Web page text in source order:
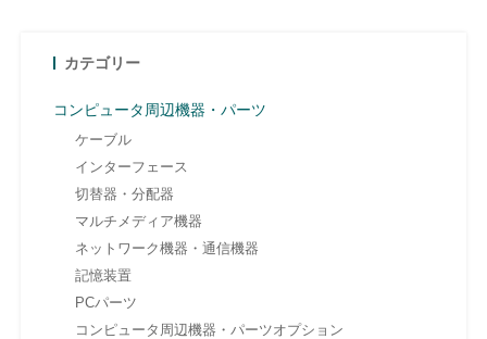
カテゴリー
コンピュータ周辺機器・パーツ
ケーブル
インターフェース
切替器・分配器
マルチメディア機器
ネットワーク機器・通信機器
記憶装置
PCパーツ
コンピュータ周辺機器・パーツオプション